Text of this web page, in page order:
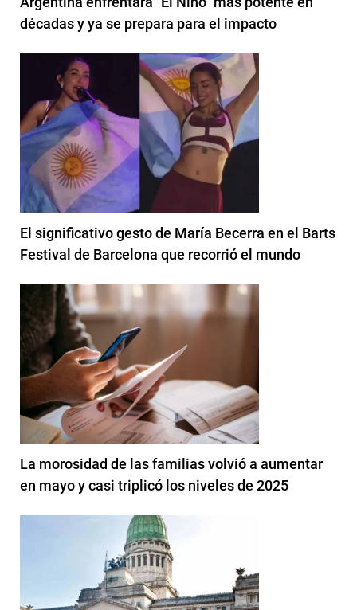
décadas y ya se prepara para el impacto
El significativo gesto de María Becerra en el Barts
Festival de Barcelona que recorrió el mundo
La morosidad de las familias volvió a aumentar
en mayo y casi triplicó los niveles de 2025